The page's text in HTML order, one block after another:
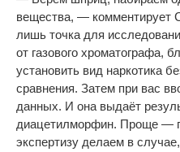
вещества, —комментирует
лишь точка для
от газового хроматографа,
установить вид наркотика
сравнения. Затем при вас
данных. И она выдаёт
диацетилморфин. Проще —
экспертизу делаем в